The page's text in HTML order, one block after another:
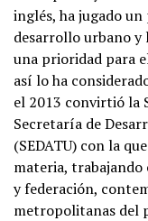
inglés, ha jugado
desarrollo urbano y
una prioridad para
así lo ha
el 2013 convirtió la
Secretaría de
(SEDATU) con la
materia, trabajando
y federación,
metropolitanas del